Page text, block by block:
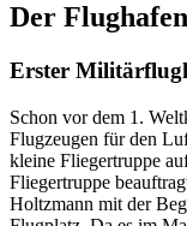
Der
Erster
Schon vor dem 1.
Flugzeugen für den
kleine Fliegertruppe
Fliegertruppe
Holtzmann mit der